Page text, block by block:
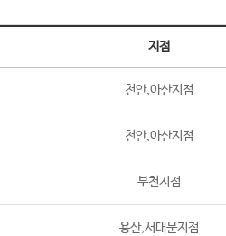
지점
천안,아산지점
천안,아산지점
부천지점
용산,서대문지점